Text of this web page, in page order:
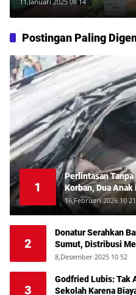
Postingan Paling
1
Perlintasan Tanpa
Korban, Dua
Deli
16,Februari 2026 10 21
2
Donatur Serahkan
Sumut, Distribusi
8,Desember 2025 10 52
3
Godfried Lubis: Tak
Sekolah Karena